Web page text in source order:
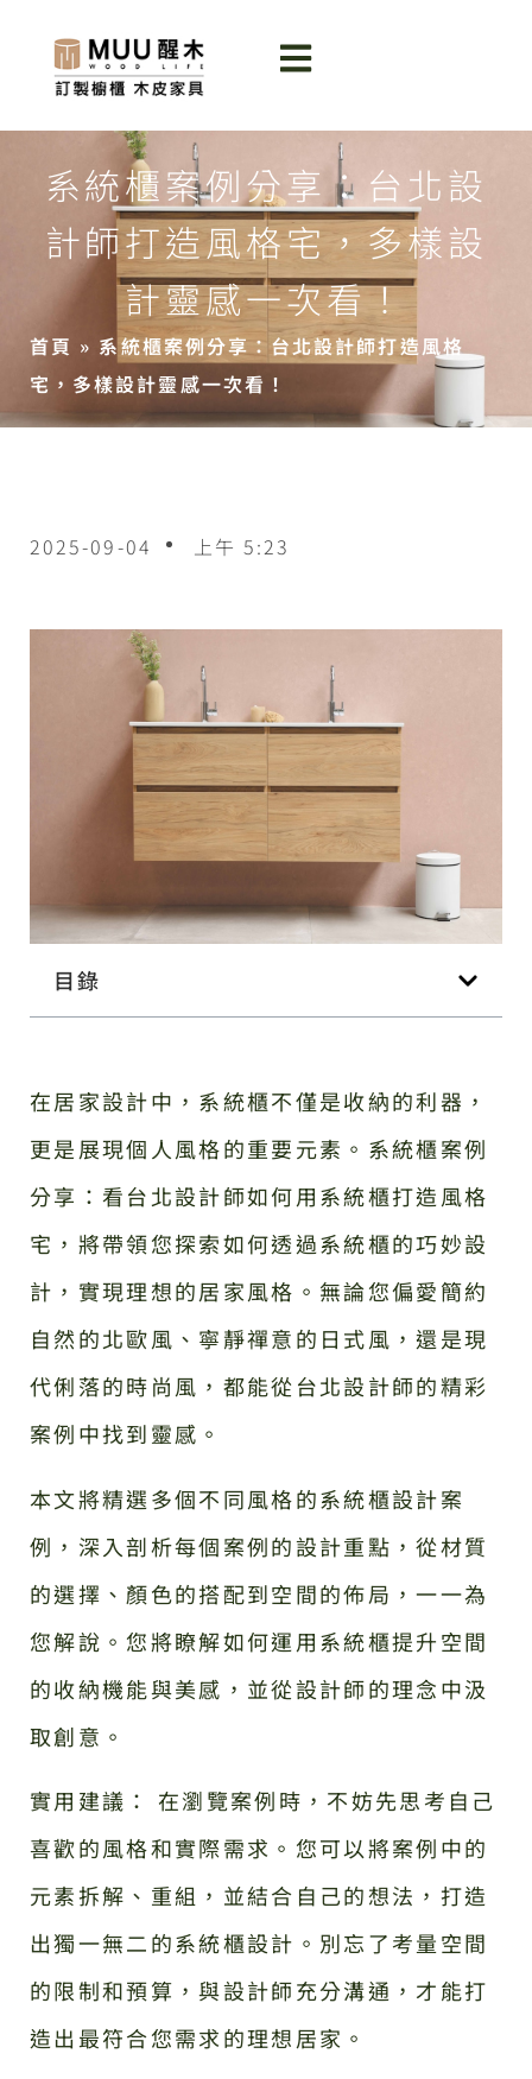
系統櫃案例分享：台北設
計師打造風格宅，多樣設
計靈感一次看！
首頁 » 系統櫃案例分享：台北設計師打造風格
宅，多樣設計靈感一次看！
2025-09-04 上午 5:23
目錄
在居家設計中，系統櫃不僅是收納的利器，
更是展現個人風格的重要元素。系統櫃案例
分享：看台北設計師如何用系統櫃打造風格
宅，將帶領您探索如何透過系統櫃的巧妙設
計，實現理想的居家風格。無論您偏愛簡約
自然的北歐風、寧靜禪意的日式風，還是現
代俐落的時尚風，都能從台北設計師的精彩
案例中找到靈感。
本文將精選多個不同風格的系統櫃設計案
例，深入剖析每個案例的設計重點，從材質
的選擇、顏色的搭配到空間的佈局，一一為
您解說。您將瞭解如何運用系統櫃提升空間
的收納機能與美感，並從設計師的理念中汲
取創意。
實用建議： 在瀏覽案例時，不妨先思考自己
喜歡的風格和實際需求。您可以將案例中的
元素拆解、重組，並結合自己的想法，打造
出獨一無二的系統櫃設計。別忘了考量空間
的限制和預算，與設計師充分溝通，才能打
造出最符合您需求的理想居家。